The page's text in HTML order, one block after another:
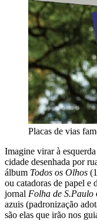
Placas de vias
Imagine virar à
cidade desenhada por
álbum Todos os Olhos
ou catadoras de papel e
jornal Folha de S.Paulo
azuis (padronização
são elas que irão nos